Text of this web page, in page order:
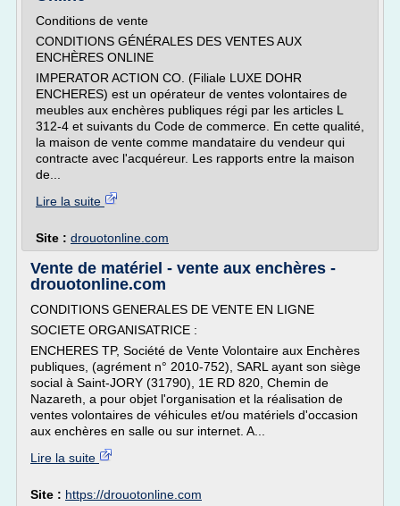
Conditions de vente
CONDITIONS GÉNÉRALES DES VENTES AUX
ENCHÈRES ONLINE
IMPERATOR ACTION CO. (Filiale LUXE DOHR
ENCHERES) est un opérateur de ventes volontaires de
meubles aux enchères publiques régi par les articles L
312-4 et suivants du Code de commerce. En cette qualité,
la maison de vente comme mandataire du vendeur qui
contracte avec l'acquéreur. Les rapports entre la maison
de...
Lire la suite
Site : drouotonline.com
Vente de matériel - vente aux enchères -
drouotonline.com
CONDITIONS GENERALES DE VENTE EN LIGNE
SOCIETE ORGANISATRICE :
ENCHERES TP, Société de Vente Volontaire aux Enchères
publiques, (agrément n° 2010-752), SARL ayant son siège
social à Saint-JORY (31790), 1E RD 820, Chemin de
Nazareth, a pour objet l'organisation et la réalisation de
ventes volontaires de véhicules et/ou matériels d'occasion
aux enchères en salle ou sur internet. A...
Lire la suite
Site : https://drouotonline.com